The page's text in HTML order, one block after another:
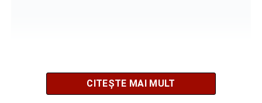
Biciclist de 70 de ani, rănit într-un accident rutier
produs pe strada Dorobanți din Sebeș
CITEȘTE MAI MULT